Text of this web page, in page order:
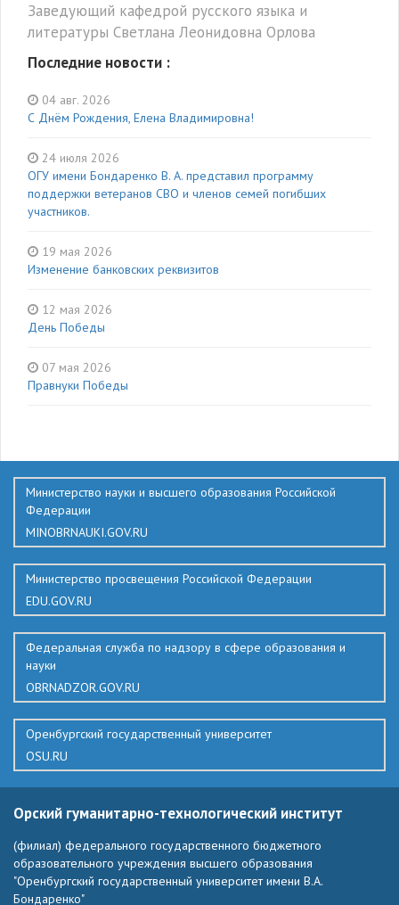
Заведующий кафедрой русского языка и
литературы Светлана Леонидовна Орлова
Последние новости :
04 авг. 2026
С Днём Рождения, Елена Владимировна!
24 июля 2026
ОГУ имени Бондаренко В. А. представил программу
поддержки ветеранов СВО и членов семей погибших
участников.
19 мая 2026
Изменение банковских реквизитов
12 мая 2026
День Победы
07 мая 2026
Правнуки Победы
Министерство науки и высшего образования Российской
Федерации
MINOBRNAUKI.GOV.RU
Министерство просвещения Российской Федерации
EDU.GOV.RU
Федеральная служба по надзору в сфере образования и
науки
OBRNADZOR.GOV.RU
Оренбургский государственный университет
OSU.RU
Орский гуманитарно-технологический институт
(филиал) федерального государственного бюджетного
образовательного учреждения высшего образования
"Оренбургский государственный университет имени В.А.
Бондаренко"